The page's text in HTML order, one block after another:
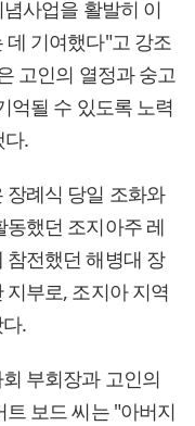
사업을 활발히 이
데 기여했다"고 강조
고인의 열정과 숭고
억될 수 있도록 노력
다.
장례식 당일 조화와
했던 조지아주 레
참전했던 해병대 장
부로, 조지아 지역
.
부회장과 고인의
보드 씨는 "아버지